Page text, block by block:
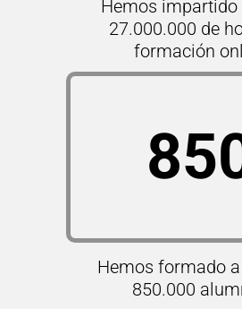
Hemos impartido
27.000.000 de
formación
Hemos formado
850.000